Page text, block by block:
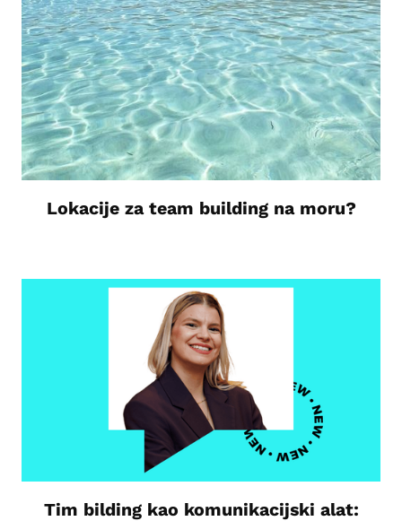
Lokacije za team building na moru?
Tim bilding kao komunikacijski alat: